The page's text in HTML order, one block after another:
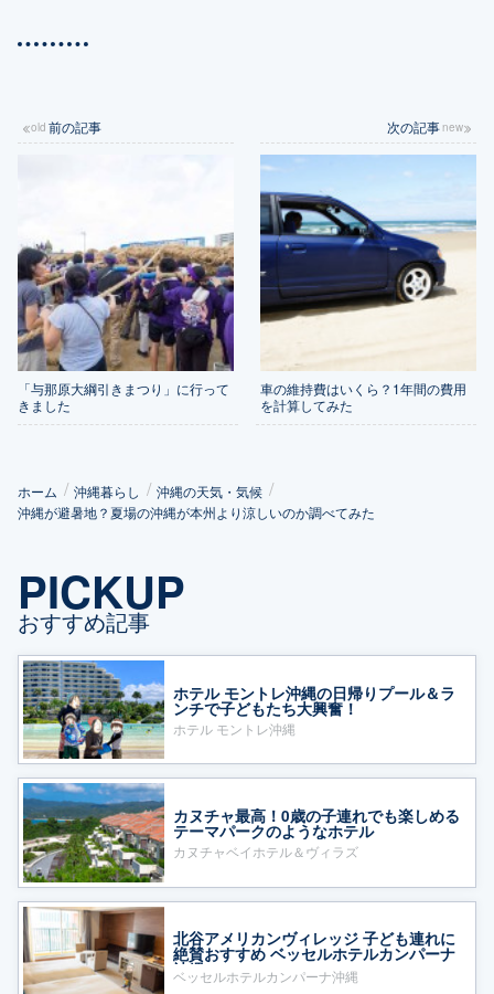
前の記事
「与那原大綱引きまつり」に行って
きました
次の記事
車の維持費はいくら？1年間の費用
を計算してみた
ホーム 沖縄暮らし
沖縄の天気・気候
沖縄が避暑地？夏場の沖縄が本州より涼しいのか調べてみた
PICKUP
おすすめ記事
ホテル モントレ沖縄の日帰りプール＆ラ
ンチで子どもたち大興奮！
ホテル モントレ沖縄
カヌチャ最高！0歳の子連れでも楽しめる
テーマパークのようなホテル
カヌチャベイホテル＆ヴィラズ
北谷アメリカンヴィレッジ 子ども連れに
絶賛おすすめ ベッセルホテルカンパーナ
沖縄
ベッセルホテルカンパーナ沖縄